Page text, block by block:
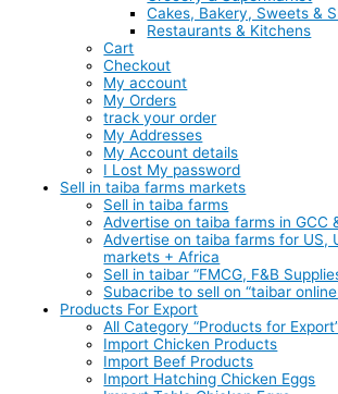
Cakes, Bakery, Sweets &
Restaurants & Kitchens
Cart
Checkout
My account
My Orders
track your order
My Addresses
My Account details
I Lost My password
Sell in taiba farms markets
Sell in taiba farms
Advertise on taiba farms in GCC
Advertise on taiba farms for US,
markets + Africa
Sell in taibar “FMCG, F&B
Subacribe to sell on “taibar
Products For Export
All Category “Products for
Import Chicken Products
Import Beef Products
Import Hatching Chicken Eggs